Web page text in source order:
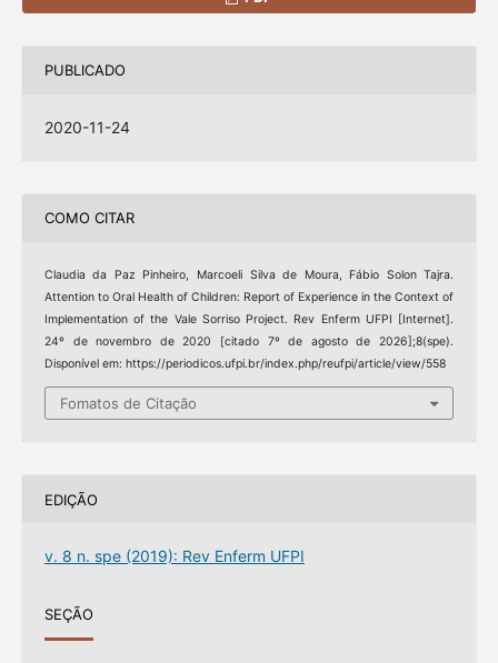
PUBLICADO
2020-11-24
COMO CITAR
Claudia da Paz Pinheiro, Marcoeli Silva de Moura, Fábio Solon Tajra.
Attention to Oral Health of Children: Report of Experience in the Context of
Implementation of the Vale Sorriso Project. Rev Enferm UFPI [Internet].
24º de novembro de 2020 [citado 7º de agosto de 2026];8(spe).
Disponível em: https://periodicos.ufpi.br/index.php/reufpi/article/view/558
Fomatos de Citação
EDIÇÃO
v. 8 n. spe (2019): Rev Enferm UFPI
SEÇÃO